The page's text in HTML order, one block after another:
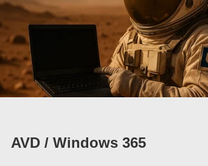
AVD / Windows 365